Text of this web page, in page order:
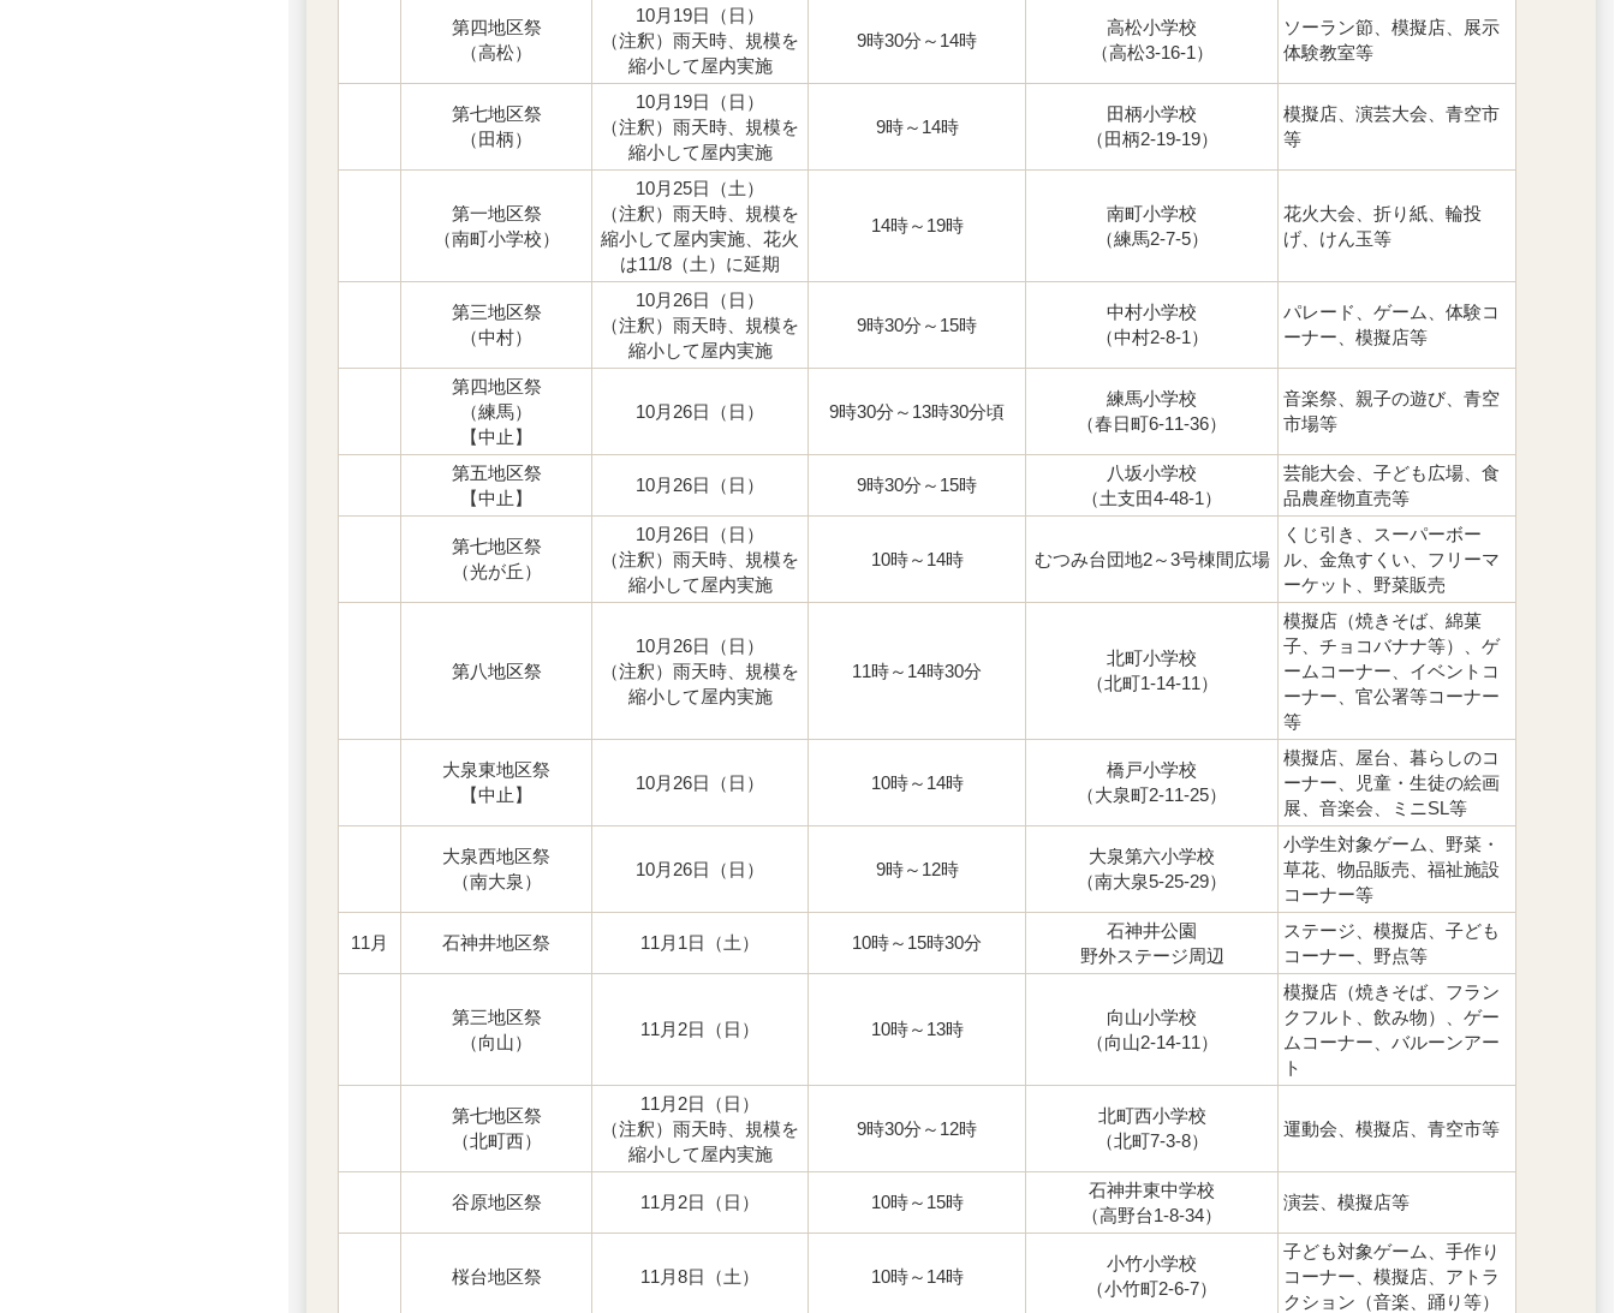
第四地区祭
（高松）
10月19日（日）
（注釈）雨天時、規模を
縮小して屋内実施
9時30分～14時
高松小学校
（高松3-16-1）
ソーラン節、模擬店、展示
体験教室等
第七地区祭
（田柄）
10月19日（日）
（注釈）雨天時、規模を
縮小して屋内実施
9時～14時
田柄小学校
（田柄2-19-19）
模擬店、演芸大会、青空市
等
第一地区祭
（南町小学校）
10月25日（土）
（注釈）雨天時、規模を
縮小して屋内実施、花火
は11/8（土）に延期
14時～19時
南町小学校
（練馬2-7-5）
花火大会、折り紙、輪投
げ、けん玉等
第三地区祭
（中村）
10月26日（日）
（注釈）雨天時、規模を
縮小して屋内実施
9時30分～15時
中村小学校
（中村2-8-1）
パレード、ゲーム、体験コ
ーナー、模擬店等
第四地区祭
（練馬）
【中止】
10月26日（日） 9時30分～13時30分頃
練馬小学校
（春日町6-11-36）
音楽祭、親子の遊び、青空
市場等
第五地区祭
【中止】
10月26日（日） 9時30分～15時
八坂小学校
（土支田4-48-1）
芸能大会、子ども広場、食
品農産物直売等
第七地区祭
（光が丘）
10月26日（日）
（注釈）雨天時、規模を
縮小して屋内実施
10時～14時 むつみ台団地2～3号棟間広場
くじ引き、スーパーボー
ル、金魚すくい、フリーマ
ーケット、野菜販売
第八地区祭
10月26日（日）
（注釈）雨天時、規模を
縮小して屋内実施
11時～14時30分
北町小学校
（北町1-14-11）
模擬店（焼きそば、綿菓
子、チョコバナナ等）、ゲ
ームコーナー、イベントコ
ーナー、官公署等コーナー
等
大泉東地区祭
【中止】
10月26日（日） 10時～14時
橋戸小学校
（大泉町2-11-25）
模擬店、屋台、暮らしのコ
ーナー、児童・生徒の絵画
展、音楽会、ミニSL等
大泉西地区祭
（南大泉）
10月26日（日） 9時～12時
大泉第六小学校
（南大泉5-25-29）
小学生対象ゲーム、野菜・
草花、物品販売、福祉施設
コーナー等
11月 石神井地区祭 11月1日（土） 10時～15時30分
石神井公園
野外ステージ周辺
ステージ、模擬店、子ども
コーナー、野点等
第三地区祭
（向山）
11月2日（日） 10時～13時
向山小学校
（向山2-14-11）
模擬店（焼きそば、フラン
クフルト、飲み物）、ゲー
ムコーナー、バルーンアー
ト
第七地区祭
（北町西）
11月2日（日）
（注釈）雨天時、規模を
縮小して屋内実施
9時30分～12時
北町西小学校
（北町7-3-8）
運動会、模擬店、青空市等
谷原地区祭 11月2日（日） 10時～15時
石神井東中学校
（高野台1-8-34）
演芸、模擬店等
桜台地区祭 11月8日（土） 10時～14時
小竹小学校
（小竹町2-6-7）
子ども対象ゲーム、手作り
コーナー、模擬店、アトラ
クション（音楽、踊り等）